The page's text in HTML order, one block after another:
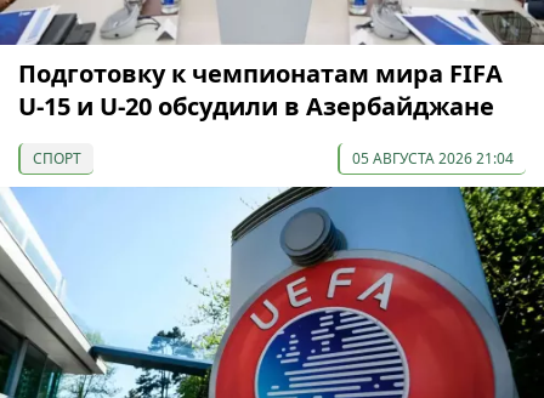
Подготовку к чемпионатам мира FIFA
U-15 и U-20 обсудили в Азербайджане
СПОРТ 05 АВГУСТА 2026 21:04